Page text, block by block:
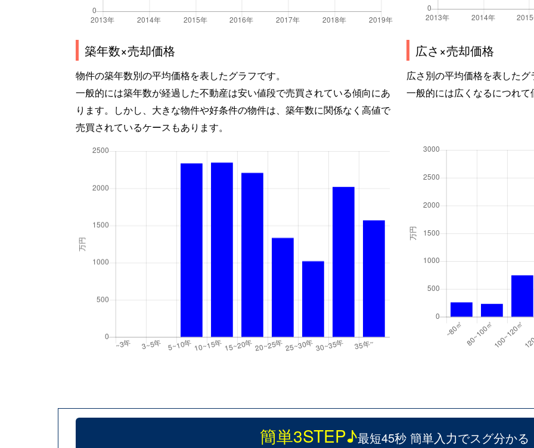
築年数×売却価格
物件の築年数別の平均価格を表したグラフです。
一般的には築年数が経過した不動産は安い値段で売買されている傾向にあ
ります。しかし、大きな物件や好条件の物件は、築年数に関係なく高値で
売買されているケースもあります。
広さ×売却価格
広さ別の平均価格を表した
一般的には広くなるにつれ
簡単3STEP♪最短45秒 簡単入力でスグ分かる